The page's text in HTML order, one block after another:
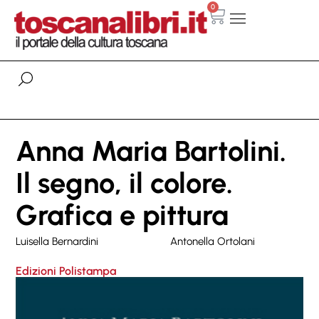
0
Anna Maria Bartolini.
Il segno, il colore.
Grafica e pittura
Luisella Bernardini Antonella Ortolani
Edizioni Polistampa